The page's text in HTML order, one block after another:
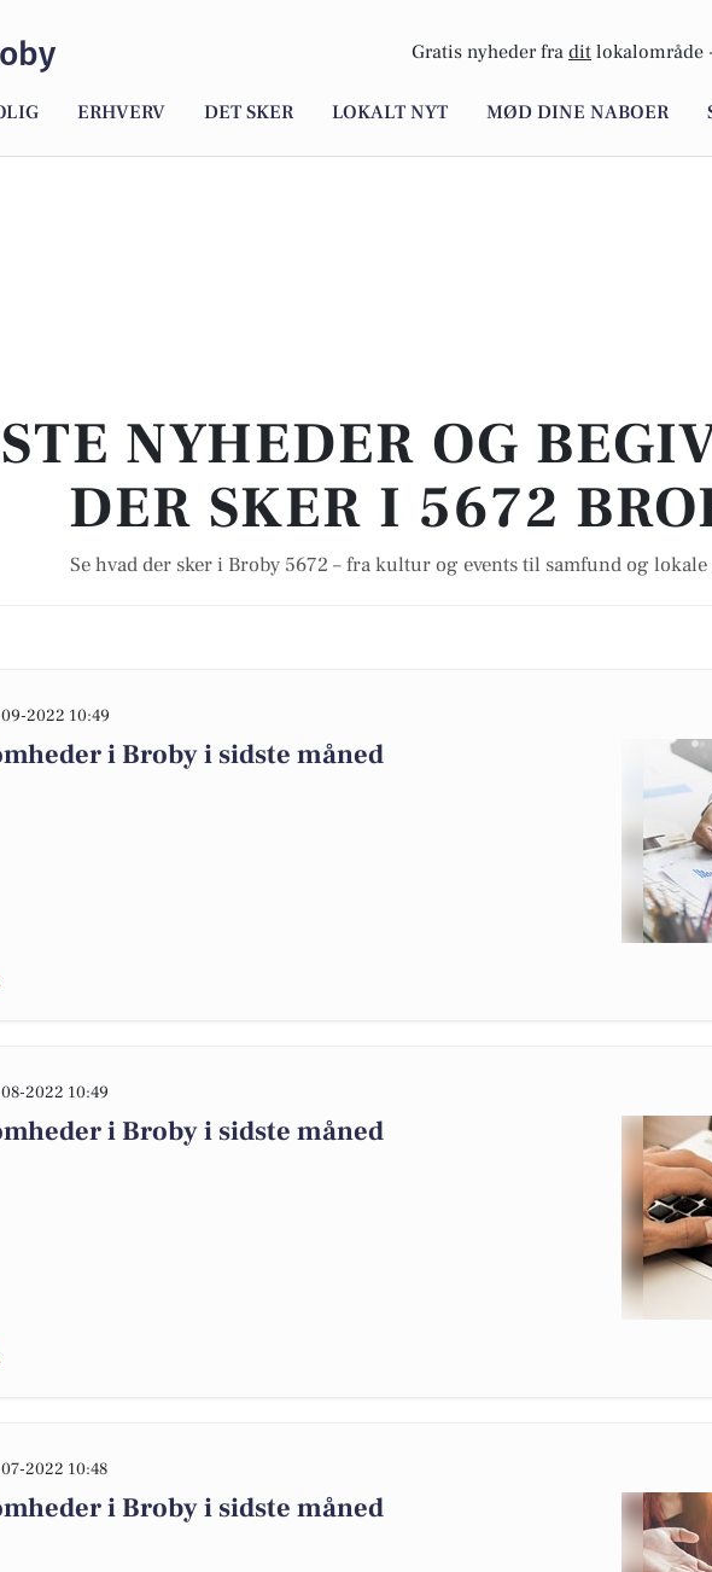
Gratis nyheder fra dit lokalområde
ERHVERV DET SKER LOKALT NYT MØD DINE NABOER
NYHEDER OG
DER SKER I 5672
Se hvad der sker i Broby 5672 – fra kultur og events til samfund og
2022 10:49
i Broby i sidste måned
2022 10:49
i Broby i sidste måned
2022 10:48
i Broby i sidste måned